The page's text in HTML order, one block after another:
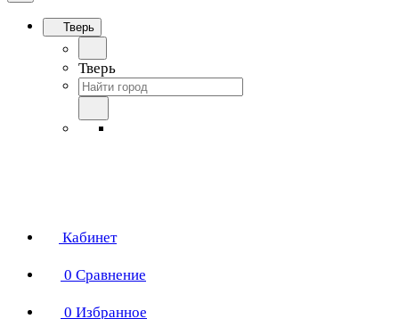
Тверь
Тверь
Кабинет
0 Сравнение
0 Избранное